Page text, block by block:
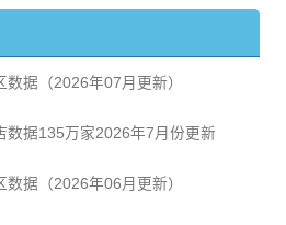
据（2026年07月更新）
数据135万家2026年7月份更新
据（2026年06月更新）